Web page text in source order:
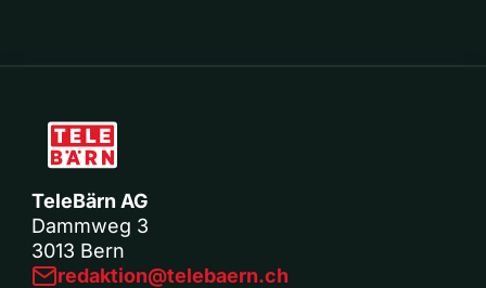
TeleBärn AG
Dammweg 3
3013 Bern
redaktion@telebaern.ch